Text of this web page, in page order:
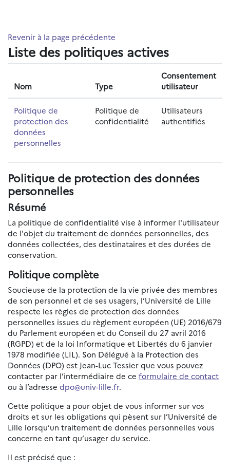
Revenir à la page précédente
Liste des politiques actives
Nom Type
Consentement
utilisateur
Politique de
protection des
données
personnelles
Politique de
confidentialité
Utilisateurs
authentifiés
Politique de protection des données
personnelles
Résumé
La politique de confidentialité vise à informer l'utilisateur
de l'objet du traitement de données personnelles, des
données collectées, des destinataires et des durées de
conservation.
Politique complète
Soucieuse de la protection de la vie privée des membres
de son personnel et de ses usagers, l’Université de Lille
respecte les règles de protection des données
personnelles issues du règlement européen (UE) 2016/679
du Parlement européen et du Conseil du 27 avril 2016
(RGPD) et de la loi Informatique et Libertés du 6 janvier
1978 modifiée (LIL). Son Délégué à la Protection des
Données (DPO) est Jean-Luc Tessier que vous pouvez
contacter par l’intermédiaire de ce formulaire de contact
ou à l’adresse dpo@univ-lille.fr.
Cette politique a pour objet de vous informer sur vos
droits et sur les obligations qui pèsent sur l’Université de
Lille lorsqu’un traitement de données personnelles vous
concerne en tant qu’usager du service.
Il est précisé que :